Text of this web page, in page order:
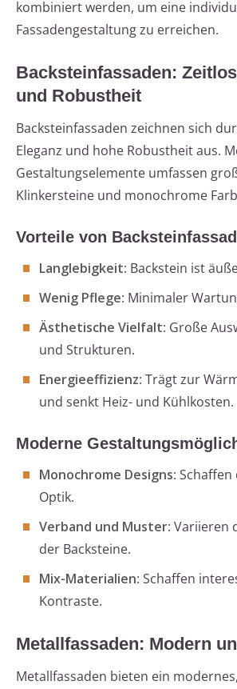
kombiniert werden, um eine
Fassadengestaltung zu erreichen.
Backsteinfassaden:
und Robustheit
Backsteinfassaden zeichnen sich
Eleganz und hohe Robustheit aus.
Gestaltungselemente umfassen
Klinkersteine und monochrome
Vorteile von
Langlebigkeit: Backstein ist
Wenig Pflege: Minimaler
Ästhetische Vielfalt: Große
und Strukturen.
Energieeffizienz: Trägt zur
und senkt Heiz- und Kühlkosten.
Moderne
Monochrome Designs:
Optik.
Verband und Muster: Variieren
der Backsteine.
Mix-Materialien: Schaffen
Kontraste.
Metallfassaden: Modern
Metallfassaden bieten ein